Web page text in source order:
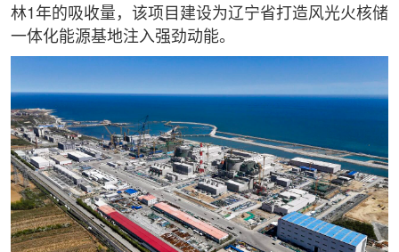
林1年的吸收量，该项目建设为辽宁省打造风光火核储
一体化能源基地注入强劲动能。